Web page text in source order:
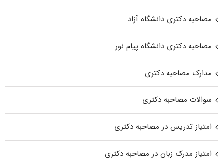
مصاحبه دکتری دانشگاه آزاد
مصاحبه دکتری دانشگاه پیام نور
مدارک مصاحبه دکتری
سوالات مصاحبه دکتری
امتیاز تدریس در مصاحبه دکتری
امتیاز مدرک زبان در مصاحبه دکتری